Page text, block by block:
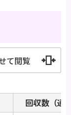
て閲覧
回収数（通